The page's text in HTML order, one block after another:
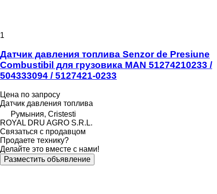
1
Датчик давления топлива Senzor de Presiune
Combustibil для грузовика MAN 51274210233 /
504333094 / 5127421-0233
Цена по запросу
Датчик давления топлива
Румыния, Cristesti
ROYAL DRU AGRO S.R.L.
Связаться с продавцом
Продаете технику?
Делайте это вместе с нами!
Разместить объявление